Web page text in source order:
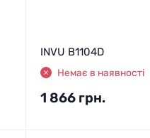
INVU B1104D
Немає в наявності
1 866 грн.